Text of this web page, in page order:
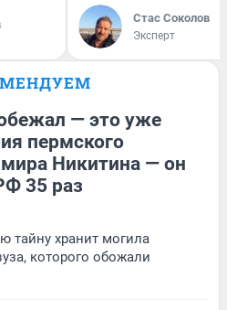
Стас Соколов
Эксперт
— это уже
пермского
Никитина — он
35 раз
тайну хранит могила
которого обожали